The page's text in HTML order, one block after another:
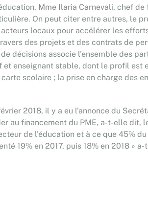
Mme Ilaria Carnevali, chef
On peut citer entre autres, le
locaux pour accélérer les
des projets et des contrats de
décisions associe l'ensemble des
enseignant stable, dont le profil est
scolaire ; la prise en charge des
2018, il y a eu l'annonce du
au financement du PME, a-t-elle dit,
de l'éducation et à ce que 45%
19% en 2017, puis 18% en 2018 »